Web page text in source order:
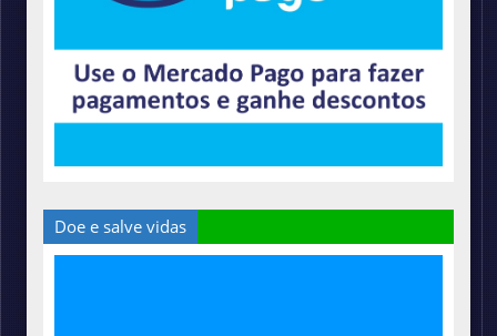
Doe e salve vidas